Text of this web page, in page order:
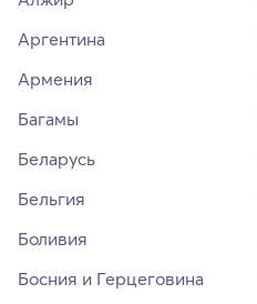
Аргентина
Армения
Багамы
Беларусь
Бельгия
Боливия
Босния и Герцеговина